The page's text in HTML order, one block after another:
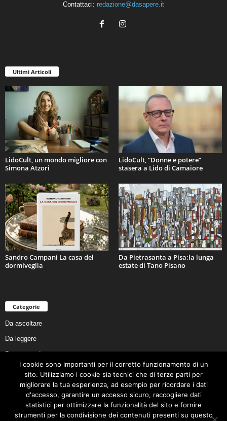
Contattaci: redazione@dasapere.it
Ultimi Articoli
LidoCult, un mondo migliore con
Simona Atzori
LidoCult, “Donne e potere”
stasera a Lido di Camaiore
Sandro Campani La casa del
dormiveglia
Da Pietrasanta a Pisa:la lunga
estate di Tano Pisano
Categorie
Da ascoltare
Da leggere
Da non perdere
Da conoscere
Da preservare
Da vivere
Cookie Policy
I cookie sono importanti per il corretto funzionamento di un
sito. Utilizziamo i cookie sia tecnici che di terze parti per
migliorare la tua esperienza, ad esempio per ricordare i dati
d'accesso, garantire un accesso sicuro, raccogliere dati
statistici per ottimizzare la funzionalità del sito e fornire
strumenti per la condivisione dei contenuti presenti su questo